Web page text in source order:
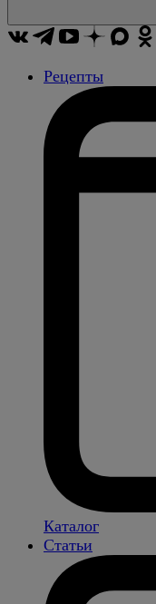
Рецепты
Каталог
Статьи